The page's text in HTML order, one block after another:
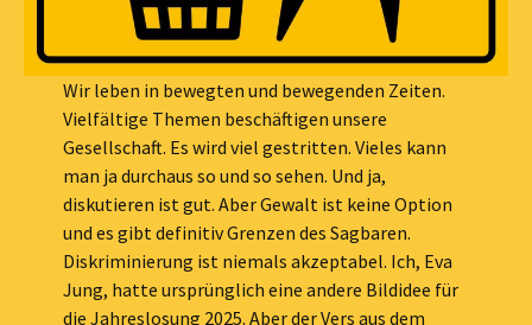
Wir leben in bewegten und bewegenden Zeiten.
Vielfältige Themen beschäftigen unsere
Gesellschaft. Es wird viel gestritten. Vieles kann
man ja durchaus so und so sehen. Und ja,
diskutieren ist gut. Aber Gewalt ist keine Option
und es gibt definitiv Grenzen des Sagbaren.
Diskriminierung ist niemals akzeptabel. Ich, Eva
Jung, hatte ursprünglich eine andere Bildidee für
die Jahreslosung 2025. Aber der Vers aus dem